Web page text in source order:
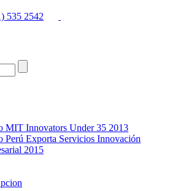
535 2542
MIT Innovators Under 35 2013
Perú Exporta Servicios Innovación
2015